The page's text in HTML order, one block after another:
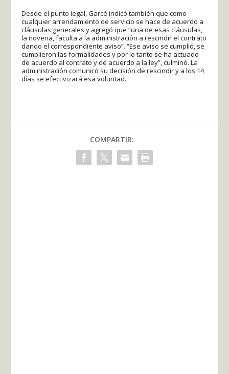
Desde el punto legal, Garcé indicó también que como
cualquier arrendamiento de servicio se hace de acuerdo a
cláusulas generales y agregó que “una de esas cláusulas,
la novena, faculta a la administración a rescindir el contrato
dando el correspondiente aviso”. “Ese aviso se cumplió, se
cumplieron las formalidades y por lo tanto se ha actuado
de acuerdo al contrato y de acuerdo a la ley”, culminó. La
administración comunicó su decisión de rescindir y a los 14
días se efectivizará esa voluntad.
COMPARTIR: